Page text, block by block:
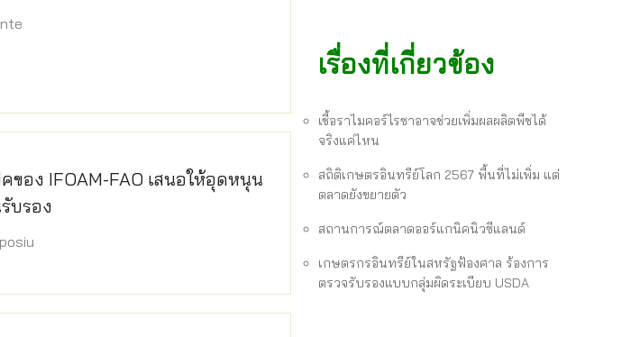
อง IFOAM-FAO เสนอให้อุดหนุน
บรอง
เรื่องที่เกี่ยวข้อง
เชื้อราไมคอร์ไรซาอาจช่วยเพิ่มผลผลิตพืชได้
จริงแค่ไหน
สถิติเกษตรอินทรีย์โลก 2567 พื้นที่ไม่เพิ่ม แต่
ตลาดยังขยายตัว
สถานการณ์ตลาดออร์แกนิคนิวซีแลนด์
เกษตรกรอินทรีย์ในสหรัฐฟ้องศาล ร้องการ
ตรวจรับรองแบบกลุ่มผิดระเบียบ USDA